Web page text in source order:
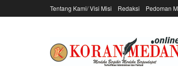
Tentang Kami/ Visi Misi Redaksi Pedoman